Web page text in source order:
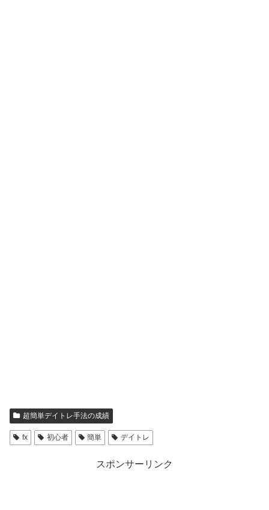
超簡単デイトレ手法の成績
fx 初心者 簡単 デイトレ
スポンサーリンク